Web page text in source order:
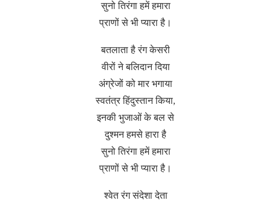
सुनो तिरंगा हमें हमारा
प्राणों से भी प्यारा है।
बतलाता है रंग केसरी
वीरों ने बलिदान दिया
अंग्रेजों को मार भगाया
स्वतंत्र हिंदुस्तान किया,
इनकी भुजाओं के बल से
दुश्मन हमसे हारा है
सुनो तिरंगा हमें हमारा
प्राणों से भी प्यारा है।
श्वेत रंग संदेशा देता